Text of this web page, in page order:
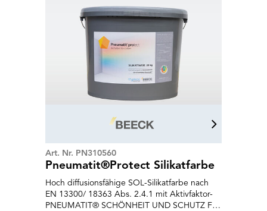
mineralischer Rohstoffbasis. Premium
Emulsionsfarbe wird im 2026 durch Mattolin
Design ersetzt.
Art. Nr. PN310560
Pneumatit®Protect Silikatfarbe
Hoch diffusionsfähige SOL-Silikatfarbe nach
EN 13300/ 18363 Abs. 2.4.1 mit Aktivfaktor-
PNEUMATIT® SCHÖNHEIT UND SCHUTZ Für